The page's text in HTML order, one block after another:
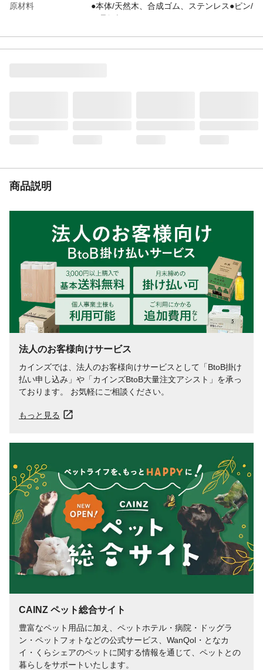
原材料
●本体/天然木、合成ゴム、ステンレス●ピン/
ステンレス
お手入れ方法
中国
商品説明
法人のお客様向けサービス
カインズでは、法人のお客様向けサービスとして「BtoB掛け
払い申し込み」や「カインズBtoB大量注文アシスト」を承っ
ております。 お気軽にご相談ください。
もっと見る
CAINZ ペット総合サイト
豊富なペット用品に加え、ペットホテル・病院・ドッグラ
ン・ペットフォトなどの公式サービス、WanQol・となカ
イ・くらシェアのペットに関する情報を通じて、ペットとの
暮らしをサポートいたします。